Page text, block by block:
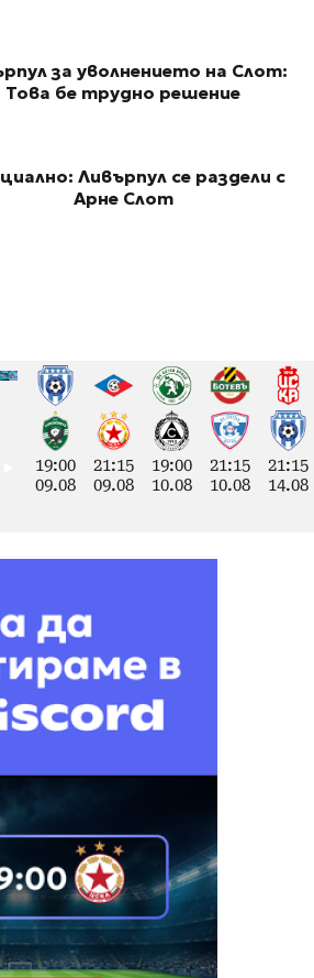
за уволнението на Слот:
Това бе трудно решение
Ливърпул се раздели с
Арне Слот
19:00
09.08
21:15
09.08
19:00
10.08
21:15
10.08
21:15
14.08